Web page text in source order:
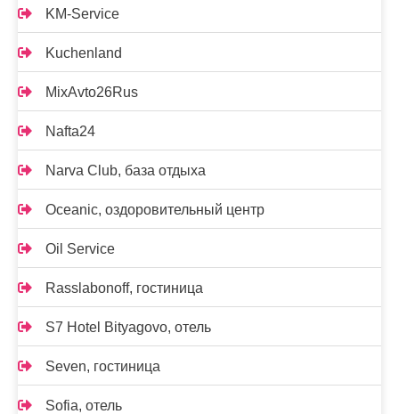
KM-Service
Kuchenland
MixAvto26Rus
Nafta24
Narva Club, база отдыха
Oceanic, оздоровительный центр
Oil Service
Rasslabonoff, гостиница
S7 Hotel Bityagovo, отель
Seven, гостиница
Sofia, отель